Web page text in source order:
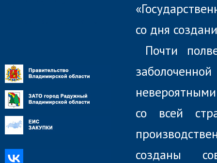
со дня
Почти
со всей
созданы